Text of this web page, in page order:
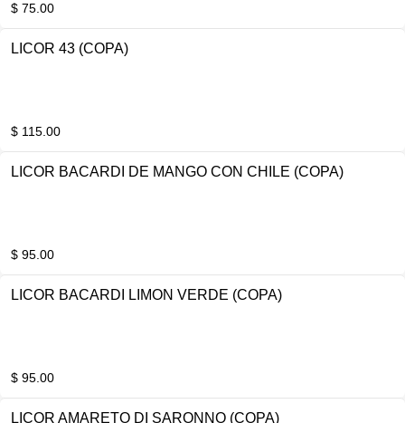
$ 75.00
LICOR 43 (COPA)
$ 115.00
LICOR BACARDI DE MANGO CON CHILE (COPA)
$ 95.00
LICOR BACARDI LIMON VERDE (COPA)
$ 95.00
LICOR AMARETO DI SARONNO (COPA)